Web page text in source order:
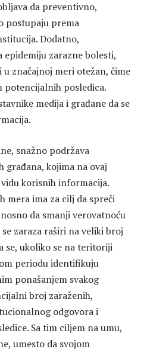
da preventivno,
postupaju prema
Dodatno,
zarazne bolesti,
značajnoj meri otežan, čime
potencijalnih posledica.
medija i građane da se
snažno podržava
građana, kojima na ovaj
korisnih informacija.
mera ima za cilj da spreči
da smanji verovatnoću
zaraza raširi na veliki broj
se, ukoliko se na teritoriji
periodu identifikuju
ponašanjem svakog
broj zaraženih,
odgovora i
Sa tim ciljem na umu,
umesto da svojom